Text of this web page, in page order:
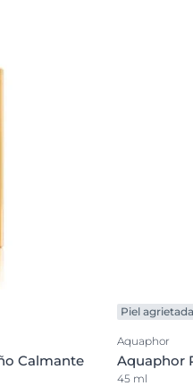
Calmante
Piel agrietada
Aquaphor
Aquaphor
45 ml